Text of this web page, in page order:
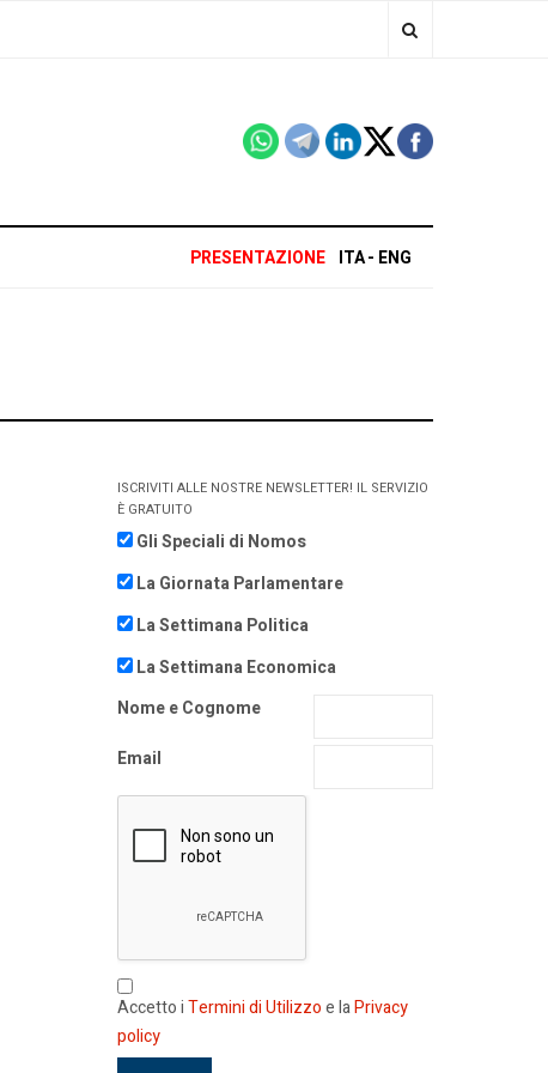
PRESENTAZIONE ITA ENG
ISCRIVITI ALLE NOSTRE NEWSLETTER! IL SERVIZIO
È GRATUITO
Gli Speciali di Nomos
La Giornata Parlamentare
La Settimana Politica
La Settimana Economica
Nome e Cognome
Email
Accetto iTermini di Utilizzoe laPrivacy
policy